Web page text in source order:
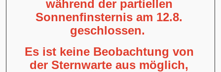
während der partiellen
Sonnenfinsternis am 12.8.
geschlossen.
Es ist keine Beobachtung von
der Sternwarte aus möglich,